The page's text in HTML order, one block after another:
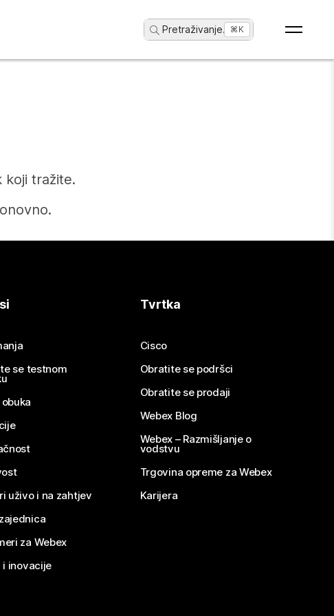
Pretraživanje... ⌘K
koji tražite.
se testnom
uživo i na zahtjev
za Webex
i inovacije
Tvrtka
Cisco
Obratite se podršci
Obratite se prodaji
Webex Blog
Webex – Razmišljanje o
vodstvu
Trgovina opreme za Webex
Karijera